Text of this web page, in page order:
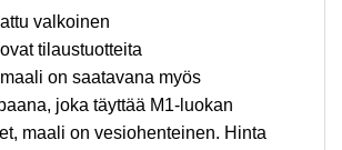
valkoinen
tilaustuotteita
on saatavana myös
joka täyttää M1-luokan
maali on vesiohenteinen. Hinta